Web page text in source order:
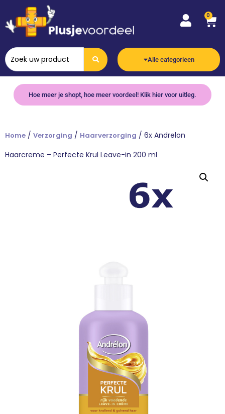
0
Alle categorieen
Hoe meer je shopt, hoe meer voordeel! Klik hier voor uitleg.
Home / Verzorging / Haarverzorging / 6x Andrelon
Haarcreme – Perfecte Krul Leave-in 200 ml